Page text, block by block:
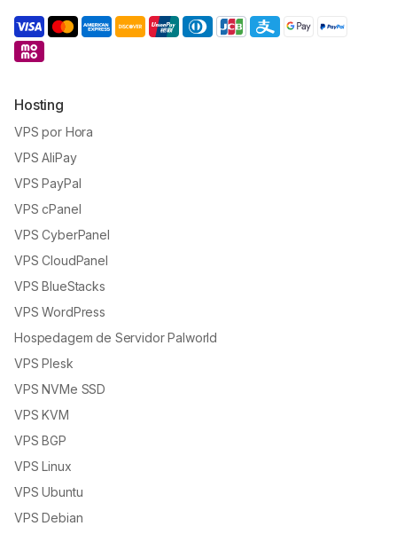
Hosting
VPS por Hora
VPS AliPay
VPS PayPal
VPS cPanel
VPS CyberPanel
VPS CloudPanel
VPS BlueStacks
VPS WordPress
Hospedagem de Servidor Palworld
VPS Plesk
VPS NVMe SSD
VPS KVM
VPS BGP
VPS Linux
VPS Ubuntu
VPS Debian